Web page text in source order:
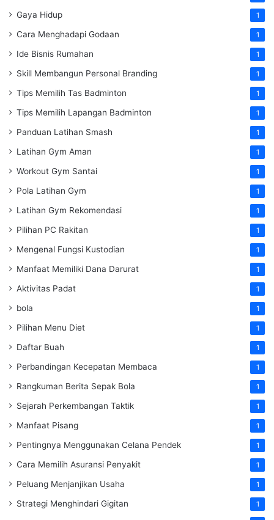
Gaya Hidup 1
Cara Menghadapi Godaan 1
Ide Bisnis Rumahan 1
Skill Membangun Personal Branding 1
Tips Memilih Tas Badminton 1
Tips Memilih Lapangan Badminton 1
Panduan Latihan Smash 1
Latihan Gym Aman 1
Workout Gym Santai 1
Pola Latihan Gym 1
Latihan Gym Rekomendasi 1
Pilihan PC Rakitan 1
Mengenal Fungsi Kustodian 1
Manfaat Memiliki Dana Darurat 1
Aktivitas Padat 1
bola 1
Pilihan Menu Diet 1
Daftar Buah 1
Perbandingan Kecepatan Membaca 1
Rangkuman Berita Sepak Bola 1
Sejarah Perkembangan Taktik 1
Manfaat Pisang 1
Pentingnya Menggunakan Celana Pendek 1
Cara Memilih Asuransi Penyakit 1
Peluang Menjanjikan Usaha 1
Strategi Menghindari Gigitan 1